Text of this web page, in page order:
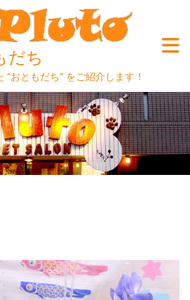
だち
おともだち” をご紹介します！